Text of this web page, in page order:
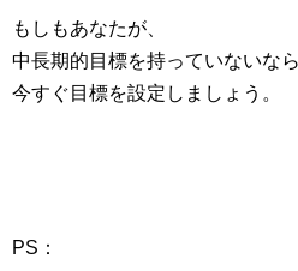
もしもあなたが、
中長期的目標を持っていないなら
今すぐ目標を設定しましょう。
PS：